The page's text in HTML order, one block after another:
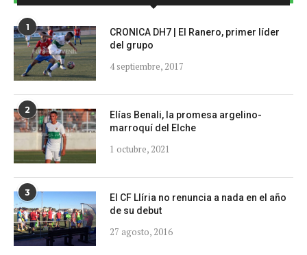
1
CRONICA DH7 | El Ranero, primer líder
del grupo
4 septiembre, 2017
2
Elías Benali, la promesa argelino-
marroquí del Elche
1 octubre, 2021
3
El CF Llíria no renuncia a nada en el año
de su debut
27 agosto, 2016